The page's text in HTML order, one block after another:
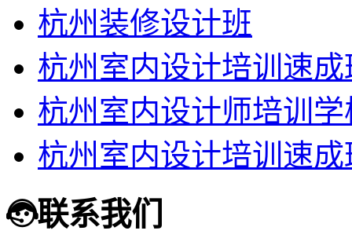
杭州装修设计班
杭州室内设计培训速成
杭州室内设计师培训
杭州室内设计培训速成
联系我们